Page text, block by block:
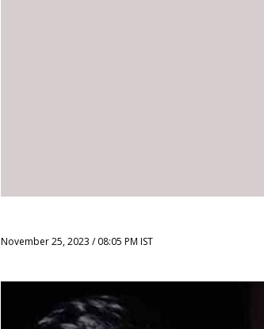
November 25, 2023 / 08:05 PM IST